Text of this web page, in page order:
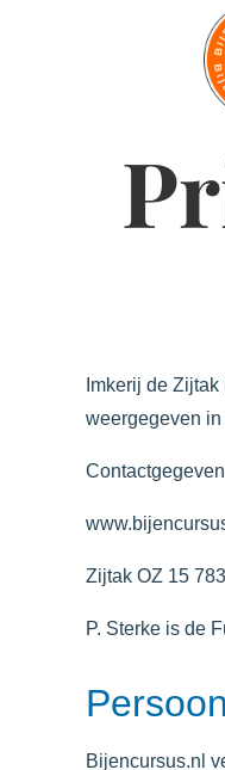
Imkerij de
weergegeven
Zijtak OZ 15
P. Sterke is de
Bijencursus.nl